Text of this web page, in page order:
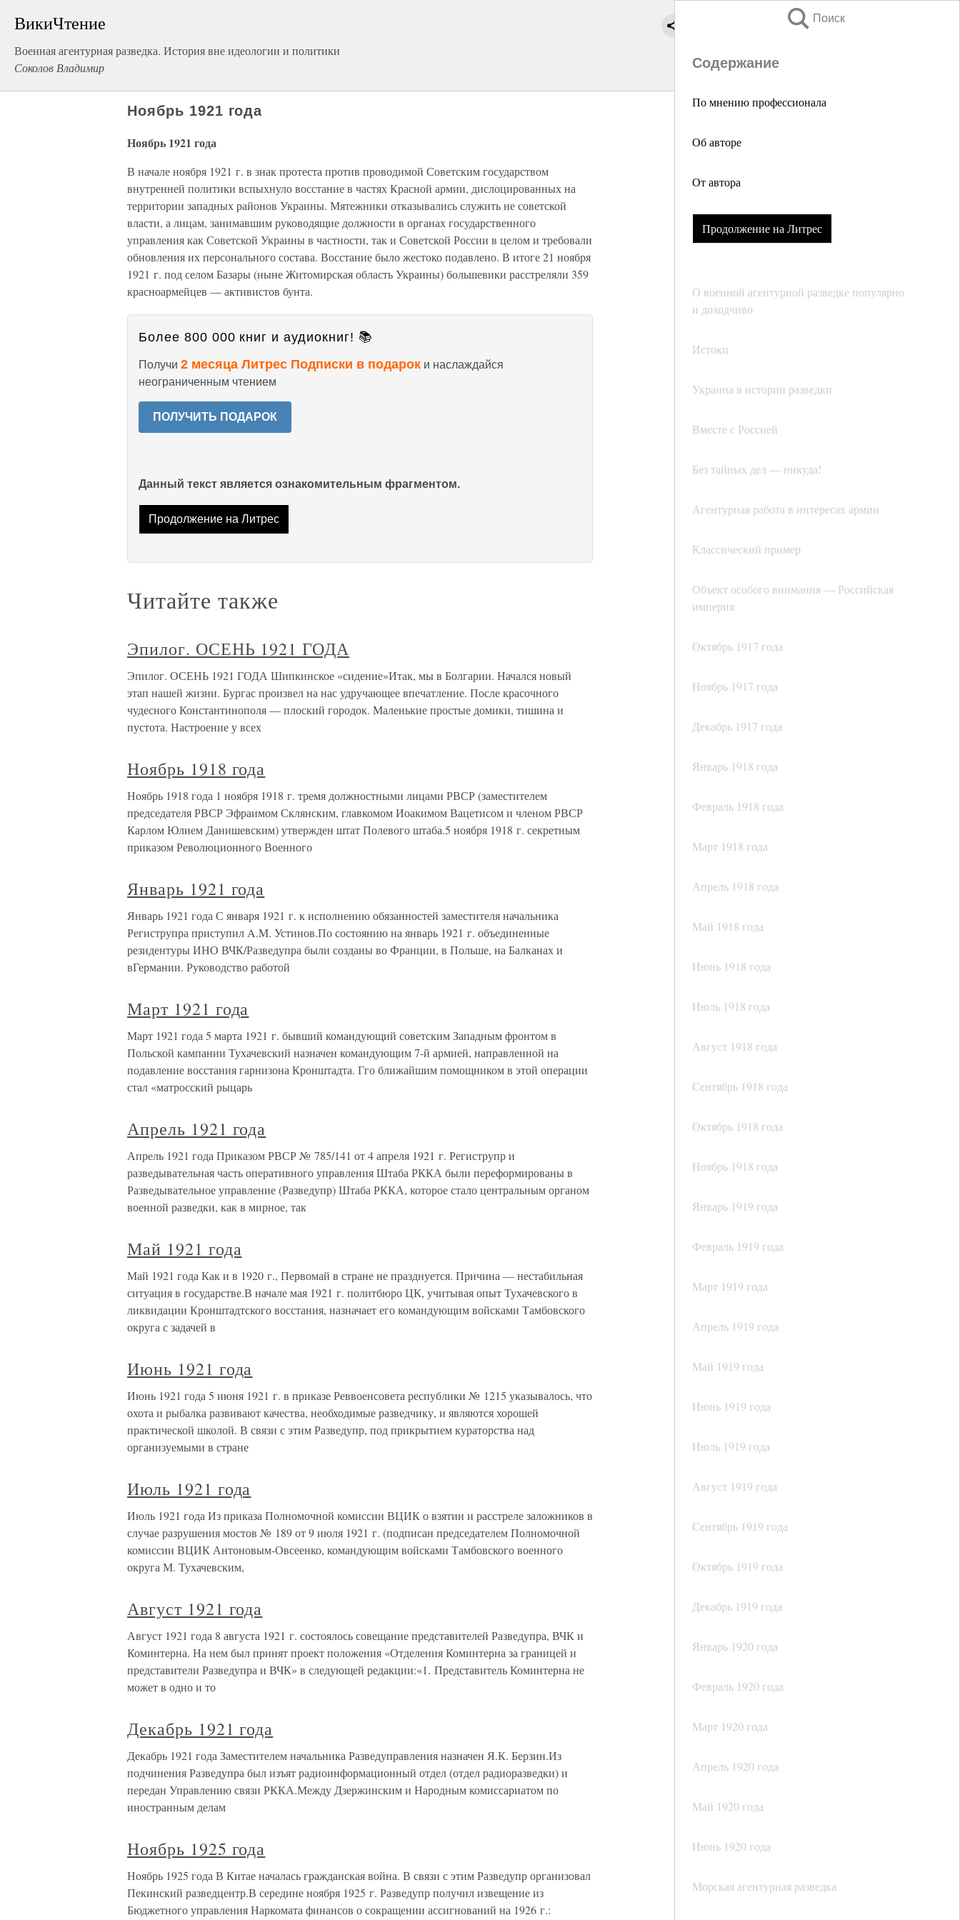
ВикиЧтение
Военная агентурная разведка. История вне идеологии и политики
Соколов Владимир
Поиск
Содержание
По мнению профессионала
Об авторе
От автора
Продолжение на Литрес
О военной агентурной разведке популярно
и доходчиво
Истоки
Украина в истории разведки
Вместе с Россией
Без тайных дел — никуда!
Агентурная работа в интересах армии
Классический пример
Объект особого внимания — Российская
империя
Октябрь 1917 года
Ноябрь 1917 года
Декабрь 1917 года
Январь 1918 года
Февраль 1918 года
Март 1918 года
Апрель 1918 года
Май 1918 года
Июнь 1918 года
Июль 1918 года
Август 1918 года
Сентябрь 1918 года
Октябрь 1918 года
Ноябрь 1918 года
Январь 1919 года
Февраль 1919 года
Март 1919 года
Апрель 1919 года
Май 1919 года
Июнь 1919 года
Июль 1919 года
Август 1919 года
Сентябрь 1919 года
Октябрь 1919 года
Декабрь 1919 года
Январь 1920 года
Февраль 1920 года
Март 1920 года
Апрель 1920 года
Май 1920 года
Июнь 1920 года
Морская агентурная разведка
Ноябрь 1921 года
Ноябрь 1921 года
В начале ноября 1921 г. в знак протеста против проводимой Советским государством
внутренней политики вспыхнуло восстание в частях Красной армии, дислоцированных на
территории западных районов Украины. Мятежники отказывались служить не советской
власти, а лицам, занимавшим руководящие должности в органах государственного
управления как Советской Украины в частности, так и Советской России в целом и требовали
обновления их персонального состава. Восстание было жестоко подавлено. В итоге 21 ноября
1921 г. под селом Базары (ныне Житомирская область Украины) большевики расстреляли 359
красноармейцев — активистов бунта.
Более 800 000 книг и аудиокниг! 📚
Получи 2 месяца Литрес Подписки в подарок и наслаждайся
неограниченным чтением
ПОЛУЧИТЬ ПОДАРОК
Данный текст является ознакомительным фрагментом.
Продолжение на Литрес
Читайте также
Эпилог. ОСЕНЬ 1921 ГОДА
Эпилог. ОСЕНЬ 1921 ГОДА Шипкинское «сидение»Итак, мы в Болгарии. Начался новый
этап нашей жизни. Бургас произвел на нас удручающее впечатление. После красочного
чудесного Константинополя — плоский городок. Маленькие простые домики, тишина и
пустота. Настроение у всех
Ноябрь 1918 года
Ноябрь 1918 года 1 ноября 1918 г. тремя должностными лицами РВСР (заместителем
председателя РВСР Эфраимом Склянским, главкомом Иоакимом Вацетисом и членом РВСР
Карлом Юлием Данишевским) утвержден штат Полевого штаба.5 ноября 1918 г. секретным
приказом Революционного Военного
Январь 1921 года
Январь 1921 года С января 1921 г. к исполнению обязанностей заместителя начальника
Региструпра приступил A.M. Устинов.По состоянию на январь 1921 г. объединенные
резидентуры ИНО ВЧК/Разведупра были созданы во Франции, в Польше, на Балканах и
вГермании. Руководство работой
Март 1921 года
Март 1921 года 5 марта 1921 г. бывший командующий советским Западным фронтом в
Польской кампании Тухачевский назначен командующим 7-й армией, направленной на
подавление восстания гарнизона Кронштадта. Гго ближайшим помощником в этой операции
стал «матросский рыцарь
Апрель 1921 года
Апрель 1921 года Приказом РВСР № 785/141 от 4 апреля 1921 г. Региструпр и
разведывательная часть оперативного управления Штаба РККА были переформированы в
Разведывательное управление (Разведупр) Штаба РККА, которое стало центральным органом
военной разведки, как в мирное, так
Май 1921 года
Май 1921 года Как и в 1920 г., Первомай в стране не празднуется. Причина — нестабильная
ситуация в государстве.В начале мая 1921 г. политбюро ЦК, учитывая опыт Тухачевского в
ликвидации Кронштадтского восстания, назначает его командующим войсками Тамбовского
округа с задачей в
Июнь 1921 года
Июнь 1921 года 5 июня 1921 г. в приказе Реввоенсовета республики № 1215 указывалось, что
охота и рыбалка развивают качества, необходимые разведчику, и являются хорошей
практической школой. В связи с этим Разведупр, под прикрытием кураторства над
организуемыми в стране
Июль 1921 года
Июль 1921 года Из приказа Полномочной комиссии ВЦИК о взятии и расстреле заложников в
случае разрушения мостов № 189 от 9 июля 1921 г. (подписан председателем Полномочной
комиссии ВЦИК Антоновым-Овсеенко, командующим войсками Тамбовского военного
округа М. Тухачевским,
Август 1921 года
Август 1921 года 8 августа 1921 г. состоялось совещание представителей Разведупра, ВЧК и
Коминтерна. На нем был принят проект положения «Отделения Коминтерна за границей и
представители Разведупра и ВЧК» в следующей редакции:«1. Представитель Коминтерна не
может в одно и то
Декабрь 1921 года
Декабрь 1921 года Заместителем начальника Разведуправления назначен Я.К. Берзин.Из
подчинения Разведупра был изъят радиоинформационный отдел (отдел радиоразведки) и
передан Управлению связи РККА.Между Дзержинским и Народным комиссариатом по
иностранным делам
Ноябрь 1925 года
Ноябрь 1925 года В Китае началась гражданская война. В связи с этим Разведупр организовал
Пекинский разведцентр.В середине ноября 1925 г. Разведупр получил извещение из
Бюджетного управления Наркомата финансов о сокращении ассигнований на 1926 г.: